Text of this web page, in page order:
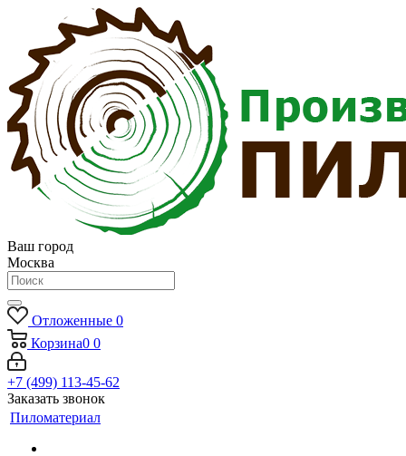
Ваш город
Москва
Отложенные 0
Корзина0 0
+7 (499) 113-45-62
Заказать звонок
Пиломатериал